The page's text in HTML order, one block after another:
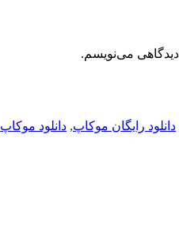
دیدگاهی می‌نویسم.
دانلود رایگان موکاپ, دانلود موکاپ